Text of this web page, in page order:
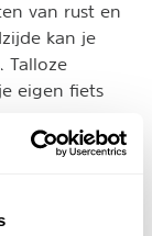
van rust en
kan je
Talloze
eigen fiets
genoeg
15 dorpen.